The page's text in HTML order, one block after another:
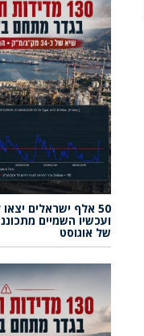
50 אלף ישראלים
ועכשיו השמיים
של אוגוסט